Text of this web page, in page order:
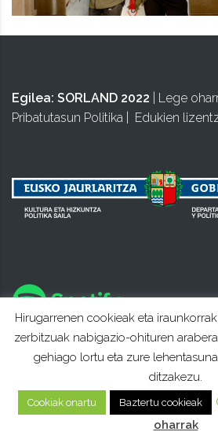
Egilea: SORLAND 2022 Lege
Pribatutasun Politika
Edukien
Hirugarrenen cookieak eta
zerbitzuak nabigazio-ohituren
gehiago lortu eta zure
ditzakezu.
Cookiak onartu Baztertu cookieak
oharrak